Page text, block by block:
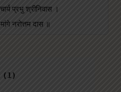
प्रभु श्रीनिवास ।
नरोत्तम दास ॥
(1)